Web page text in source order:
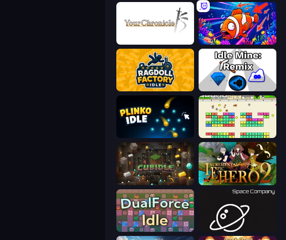
Fish Catch Idle
Ragdoll Factory Idle Idle Mine: Remix
Plinko Idle Idle Breakout
Cubidle Incremental Epic Hero 2
DualForce Idle Space Company